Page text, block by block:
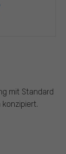
mit Standard